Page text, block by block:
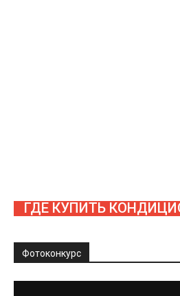
ГДЕ КУПИТЬ
Фотоконкурс